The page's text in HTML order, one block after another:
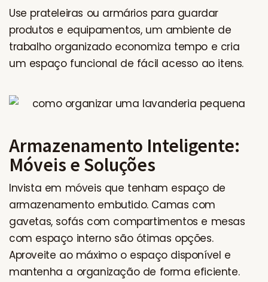
Use prateleiras ou armários para guardar
produtos e equipamentos, um ambiente de
trabalho organizado economiza tempo e cria
um espaço funcional de fácil acesso ao itens.
Armazenamento Inteligente:
Móveis e Soluções
Invista em móveis que tenham espaço de
armazenamento embutido. Camas com
gavetas, sofás com compartimentos e mesas
com espaço interno são ótimas opções.
Aproveite ao máximo o espaço disponível e
mantenha a organização de forma eficiente.